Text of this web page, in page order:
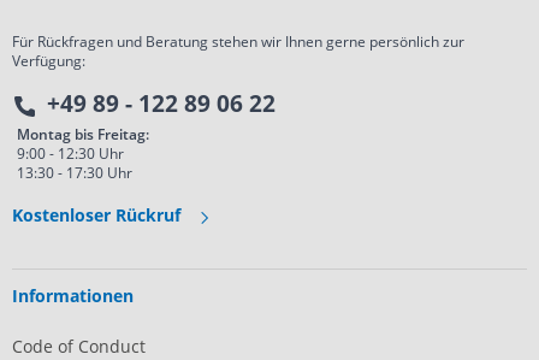
Für Rückfragen und Beratung stehen wir Ihnen gerne persönlich zur
Verfügung:
+49 89 - 122 89 06 22
Montag bis Freitag:
9:00 - 12:30 Uhr
13:30 - 17:30 Uhr
Kostenloser Rückruf
Informationen
Code of Conduct